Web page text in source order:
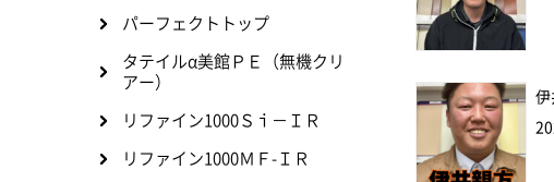
伊
パーフェクトトップ
タテイルα美館ＰＥ（無機クリ
アー）
リファイン1000Ｓｉ－ＩＲ
リファイン1000ＭＦ-ＩＲ